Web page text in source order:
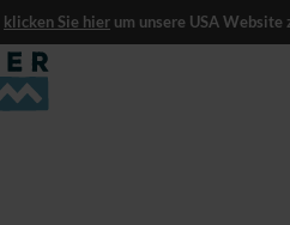
klicken Sie hier um unsere USA Website